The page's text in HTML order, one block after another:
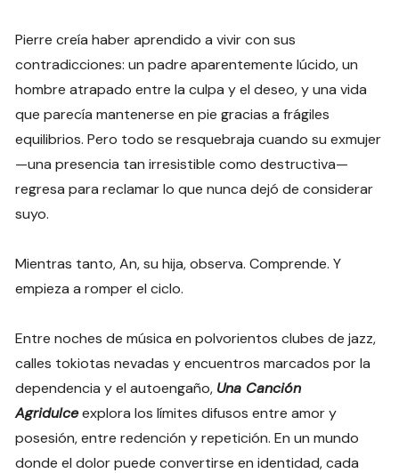
Pierre creía haber aprendido a vivir con sus
contradicciones: un padre aparentemente lúcido, un
hombre atrapado entre la culpa y el deseo, y una vida
que parecía mantenerse en pie gracias a frágiles
equilibrios. Pero todo se resquebraja cuando su exmujer
—una presencia tan irresistible como destructiva—
regresa para reclamar lo que nunca dejó de considerar
suyo.
Mientras tanto, An, su hija, observa. Comprende. Y
empieza a romper el ciclo.
Entre noches de música en polvorientos clubes de jazz,
calles tokiotas nevadas y encuentros marcados por la
dependencia y el autoengaño, Una Canción
Agridulceexplora los límites difusos entre amor y
posesión, entre redención y repetición. En un mundo
donde el dolor puede convertirse en identidad, cada